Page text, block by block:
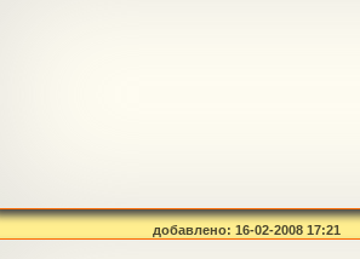
добавлено: 16-02-2008 17:21